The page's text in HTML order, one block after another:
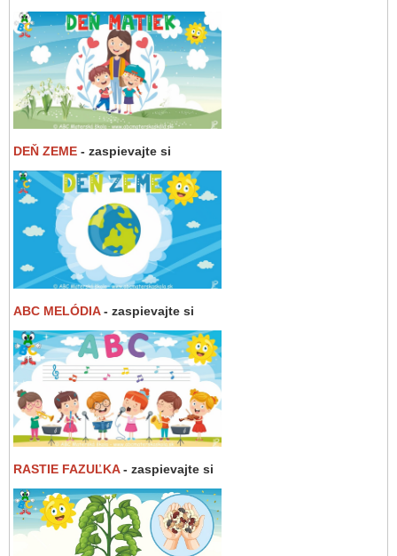
DEŇ ZEME - zaspievajte si
ABC MELÓDIA- zaspievajte si
RASTIE FAZUĽKA- zaspievajte si